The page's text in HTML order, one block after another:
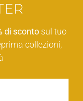
di scontosul tuo
collezioni,